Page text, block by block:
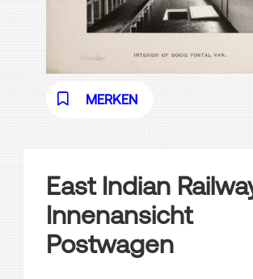
MERKEN
East Indian
Innenansicht
Postwagen